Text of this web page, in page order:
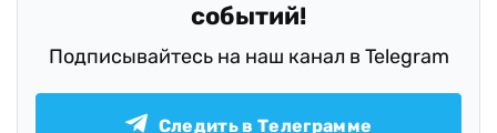
событий!
Подписывайтесь на наш канал в Telegram
Следить в Телеграмме